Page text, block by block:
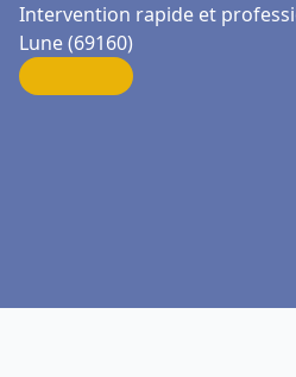
Intervention rapide et
Lune (69160)